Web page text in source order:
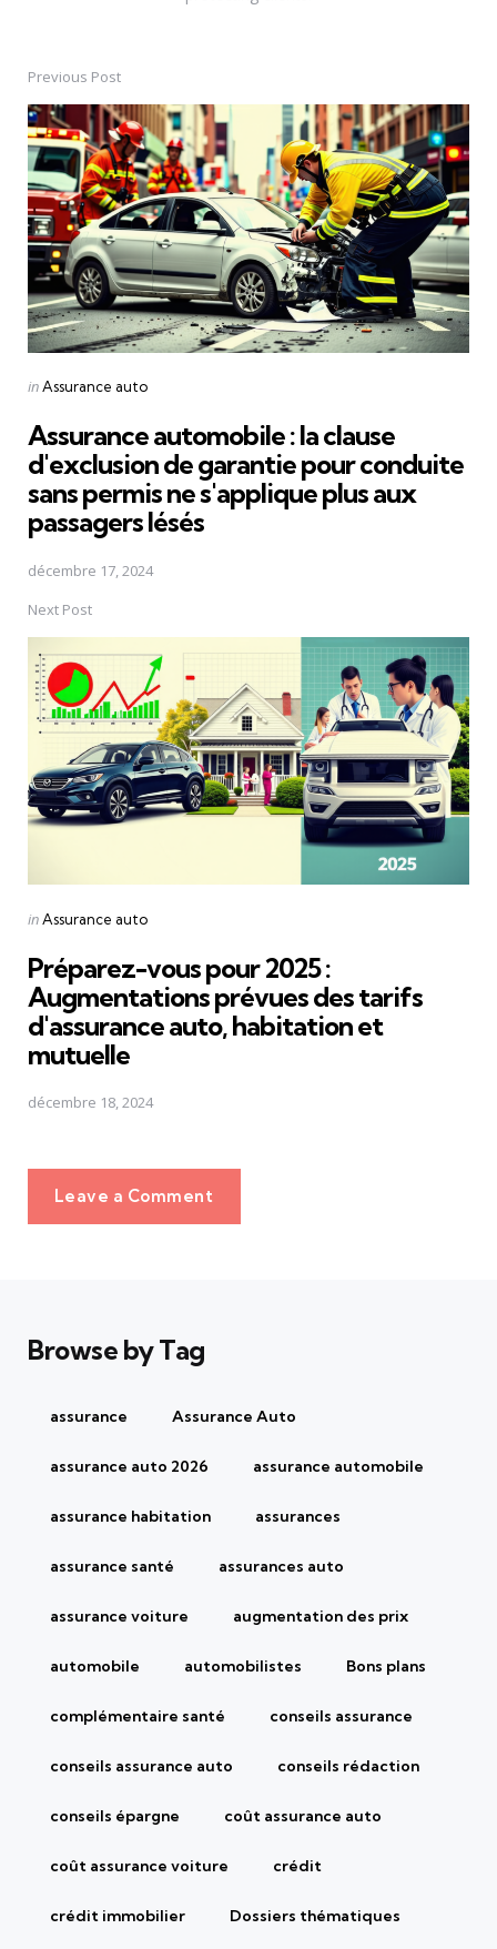
Post
navigation
Previous Post
Posted
inAssurance auto
Assurance automobile : la clause
d'exclusion de garantie pour conduite
sans permis ne s'applique plus aux
passagers lésés
décembre 17, 2024
Next Post
Posted
inAssurance auto
Préparez-vous pour 2025 :
Augmentations prévues des tarifs
d'assurance auto, habitation et
mutuelle
décembre 18, 2024
Leave a Comment
Browse by Tag
assurance Assurance Auto
assurance auto 2026 assurance automobile
assurance habitation assurances
assurance santé assurances auto
assurance voiture augmentation des prix
automobile automobilistes Bons plans
complémentaire santé conseils assurance
conseils assurance auto conseils rédaction
conseils épargne coût assurance auto
coût assurance voiture crédit
crédit immobilier Dossiers thématiques